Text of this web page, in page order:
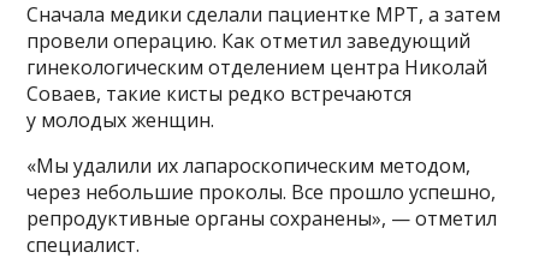
Сначала медики сделали пациентке МРТ, а затем
провели операцию. Как отметил заведующий
гинекологическим отделением центра Николай
Соваев, такие кисты редко встречаются
у молодых женщин.
«Мы удалили их лапароскопическим методом,
через небольшие проколы. Все прошло успешно,
репродуктивные органы сохранены», — отметил
специалист.